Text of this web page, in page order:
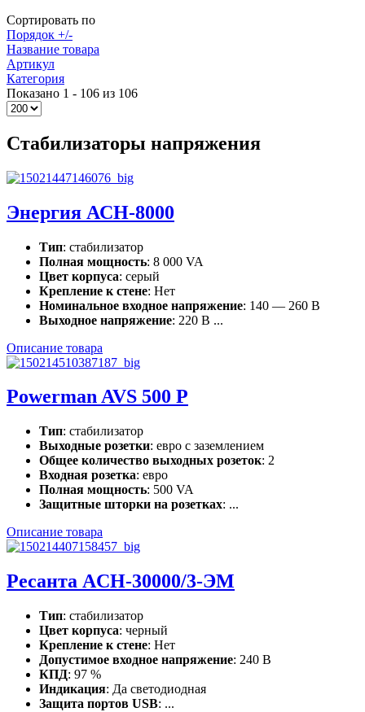
Сортировать по
Порядок +/-
Название товара
Артикул
Категория
Показано 1 - 106 из 106
Стабилизаторы напряжения
Энергия АСН-8000
Тип: стабилизатор
Полная мощность: 8 000 VA
Цвет корпуса: серый
Крепление к стене: Нет
Номинальное входное напряжение: 140 — 260 В
Выходное напряжение: 220 В ...
Описание товара
Powerman AVS 500 P
Тип: стабилизатор
Выходные розетки: евро с заземлением
Общее количество выходных розеток: 2
Входная розетка: евро
Полная мощность: 500 VA
Защитные шторки на розетках: ...
Описание товара
Ресанта ACH-30000/3-ЭМ
Тип: стабилизатор
Цвет корпуса: черный
Крепление к стене: Нет
Допустимое входное напряжение: 240 В
КПД: 97 %
Индикация: Да светодиодная
Защита портов USB: ...